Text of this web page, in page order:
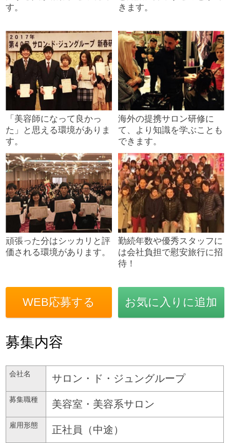
す。
きます。
「美容師になって良かっ
た」と思える環境がありま
す。
海外の提携サロン研修に
て、より知識を学ぶことも
できます。
頑張った分はシッカリと評
価される環境があります。
勤続年数や優秀スタッフに
は会社負担で慰安旅行に招
待！
WEB応募する お気に入りに追加
募集内容
会社名 サロン・ド・ジュングループ
募集職種 美容室・美容系サロン
雇用形態 正社員（中途）